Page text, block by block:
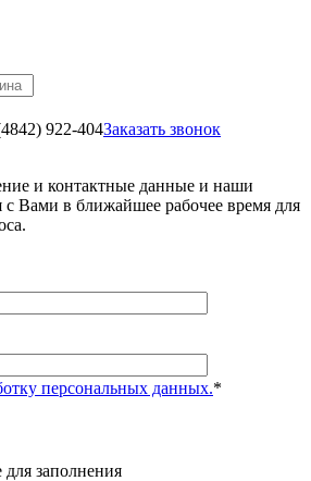
922-404Заказать звонок
и контактные данные и наши
с Вами в ближайшее рабочее время для
персональных данных.*
для заполнения